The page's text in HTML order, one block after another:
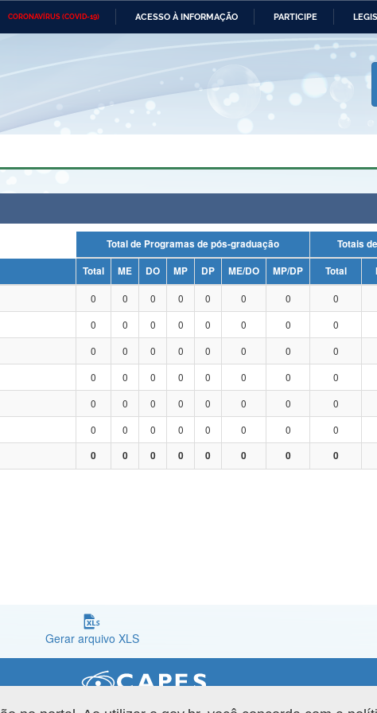
CORONAVÍRUS (COVID-19) ACESSO À INFORMAÇÃO PARTICIPE
Ministério das Relações Ministério da Economia
e dos Direitos Humanos
da União Banco Central do Brasil Planalto
Total de Programas de pós-graduação
Totais
Total ME DO MP DP ME/DO MP/DP Total
0 0 0 0 0 0 0 0
0 0 0 0 0 0 0 0
0 0 0 0 0 0 0 0
0 0 0 0 0 0 0 0
0 0 0 0 0 0 0 0
0 0 0 0 0 0 0 0
0 0 0 0 0 0 0 0
Gerar arquivo XLS